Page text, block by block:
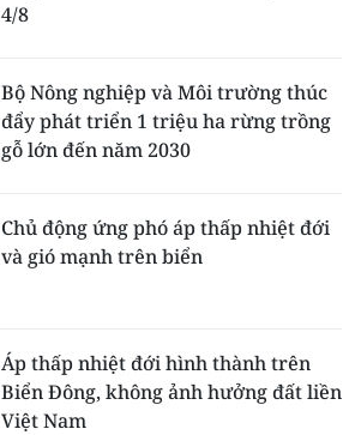
4/8
Bộ Nông nghiệp và Môi trường thúc
đẩy phát triển 1 triệu ha rừng trồng
gỗ lớn đến năm 2030
Chủ động ứng phó áp thấp nhiệt đới
và gió mạnh trên biển
Áp thấp nhiệt đới hình thành trên
Biển Đông, không ảnh hưởng đất liền
Việt Nam